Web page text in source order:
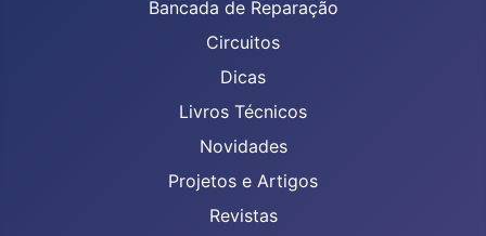
Bancada de Reparação
Circuitos
Dicas
Livros Técnicos
Novidades
Projetos e Artigos
Revistas